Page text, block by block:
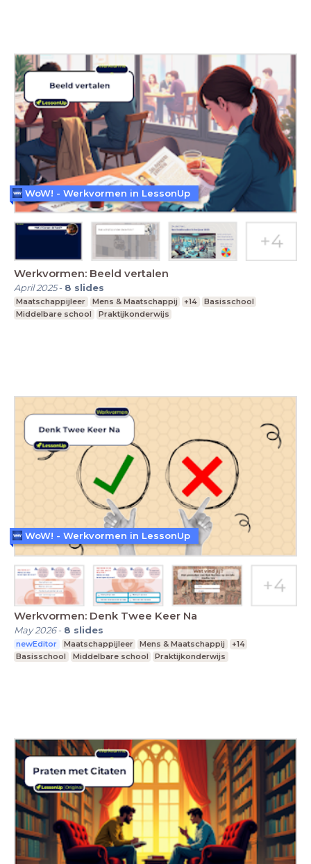
Werkvormen: Beeld vertalen
April 2025- 8 slides
Maatschappijleer Mens & Maatschappij +14
Basisschool
Middelbare school
Praktijkonderwijs
WoW! - Werkvormen in LessonUp
Werkvormen: Denk Twee Keer Na
May 2026- 8 slides
newEditor Maatschappijleer Mens & Maatschappij
+14
Basisschool
Middelbare school Praktijkonderwijs
WoW! - Werkvormen in LessonUp